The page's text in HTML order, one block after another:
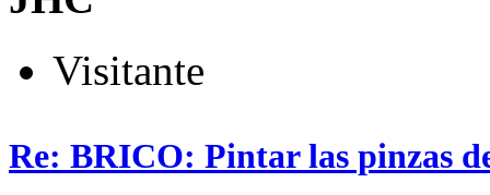
Visitante
Re: BRICO: Pintar las pinzas